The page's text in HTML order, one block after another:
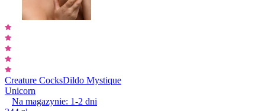
Creature CocksDildo Mystique
Unicorn
Na magazynie: 1-2 dni